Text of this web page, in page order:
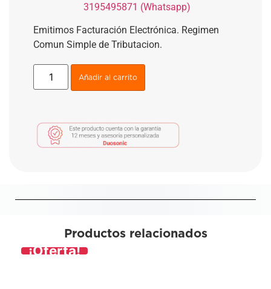
3195495871 (Whatsapp)
Emitimos Facturación Electrónica. Regimen
Comun Simple de Tributacion.
Añadir al carrito
Productos relacionados
¡Oferta!